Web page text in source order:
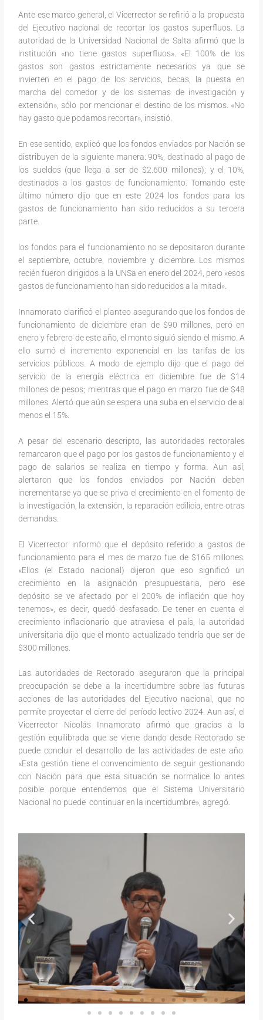
Ante ese marco general, el Vicerrector se refirió a la propuesta
del Ejecutivo nacional de recortar los gastos superfluos. La
autoridad de la Universidad Nacional de Salta afirmó que la
institución «no tiene gastos superfluos». «El 100% de los
gastos son gastos estrictamente necesarios ya que se
invierten en el pago de los servicios, becas, la puesta en
marcha del comedor y de los sistemas de investigación y
extensión», sólo por mencionar el destino de los mismos. «No
hay gasto que podamos recortar», insistió.
En ese sentido, explicó que los fondos enviados por Nación se
distribuyen de la siguiente manera: 90%, destinado al pago de
los sueldos (que llega a ser de $2.600 millones); y el 10%,
destinados a los gastos de funcionamiento. Tomando este
último número dijo que en este 2024 los fondos para los
gastos de funcionamiento han sido reducidos a su tercera
parte.
los fondos para el funcionamiento no se depositaron durante
el septiembre, octubre, noviembre y diciembre. Los mismos
recién fueron dirigidos a la UNSa en enero del 2024, pero «esos
gastos de funcionamiento han sido reducidos a la mitad».
Innamorato clarificó el planteo asegurando que los fondos de
funcionamiento de diciembre eran de $90 millones, pero en
enero y febrero de este año, el monto siguió siendo el mismo. A
ello sumó el incremento exponencial en las tarifas de los
servicios públicos. A modo de ejemplo dijo que el pago del
servicio de la energía eléctrica en diciembre fue de $14
millones de pesos; mientras que el pago en marzo fue de $48
millones. Alertó que aún se espera una suba en el servicio de al
menos el 15%.
A pesar del escenario descripto, las autoridades rectorales
remarcaron que el pago por los gastos de funcionamiento y el
pago de salarios se realiza en tiempo y forma. Aun así,
alertaron que los fondos enviados por Nación deben
incrementarse ya que se priva el crecimiento en el fomento de
la investigación, la extensión, la reparación edilicia, entre otras
demandas.
El Vicerrector informó que el depósito referido a gastos de
funcionamiento para el mes de marzo fue de $165 millones.
«Ellos (el Estado nacional) dijeron que eso significó un
crecimiento en la asignación presupuestaria, pero ese
depósito se ve afectado por el 200% de inflación que hoy
tenemos», es decir, quedó desfasado. De tener en cuenta el
crecimiento inflacionario que atraviesa el país, la autoridad
universitaria dijo que el monto actualizado tendría que ser de
$300 millones.
Las autoridades de Rectorado aseguraron que la principal
preocupación se debe a la incertidumbre sobre las futuras
acciones de las autoridades del Ejecutivo nacional, que no
permite proyectar el cierre del período lectivo 2024. Aun así, el
Vicerrector Nicolás Innamorato afirmó que gracias a la
gestión equilibrada que se viene dando desde Rectorado se
puede concluir el desarrollo de las actividades de este año.
«Esta gestión tiene el convencimiento de seguir gestionando
con Nación para que esta situación se normalice lo antes
posible porque entendemos que el Sistema Universitario
Nacional no puede continuar en la incertidumbre», agregó.